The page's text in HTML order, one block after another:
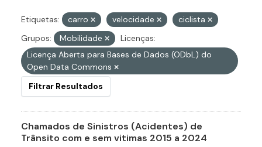
Etiquetas: carro velocidade
ciclista
Grupos:
Mobilidade
Licenças:
Licença Aberta para Bases de Dados (ODbL) do
Open Data Commons
Filtrar Resultados
Chamados de Sinistros (Acidentes) de
Trânsito com e sem vitimas 2015 a 2024